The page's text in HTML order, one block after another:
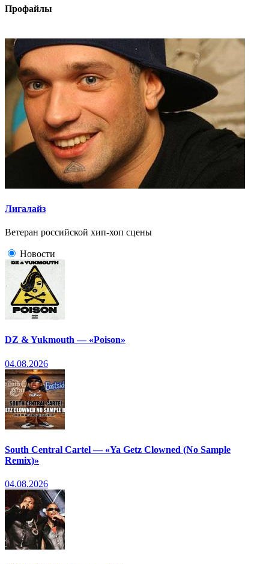
Профайлы
Лигалайз
Ветеран российской хип-хоп сцены
Новости
DZ & Yukmouth — «Poison»
04.08.2026
South Central Cartel — «Ya Getz Clowned (No Sample
Remix)»
04.08.2026